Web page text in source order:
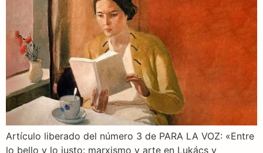
Artículo liberado del número 3 de PARA LA VOZ: «Entre
lo bello y lo justo: marxismo y arte en Lukács y